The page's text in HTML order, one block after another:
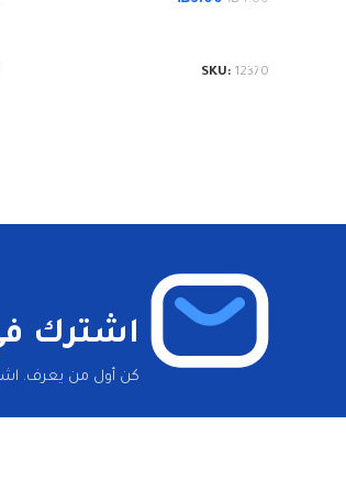
SKU: 12370
اشترك
كن أول من يعرف.